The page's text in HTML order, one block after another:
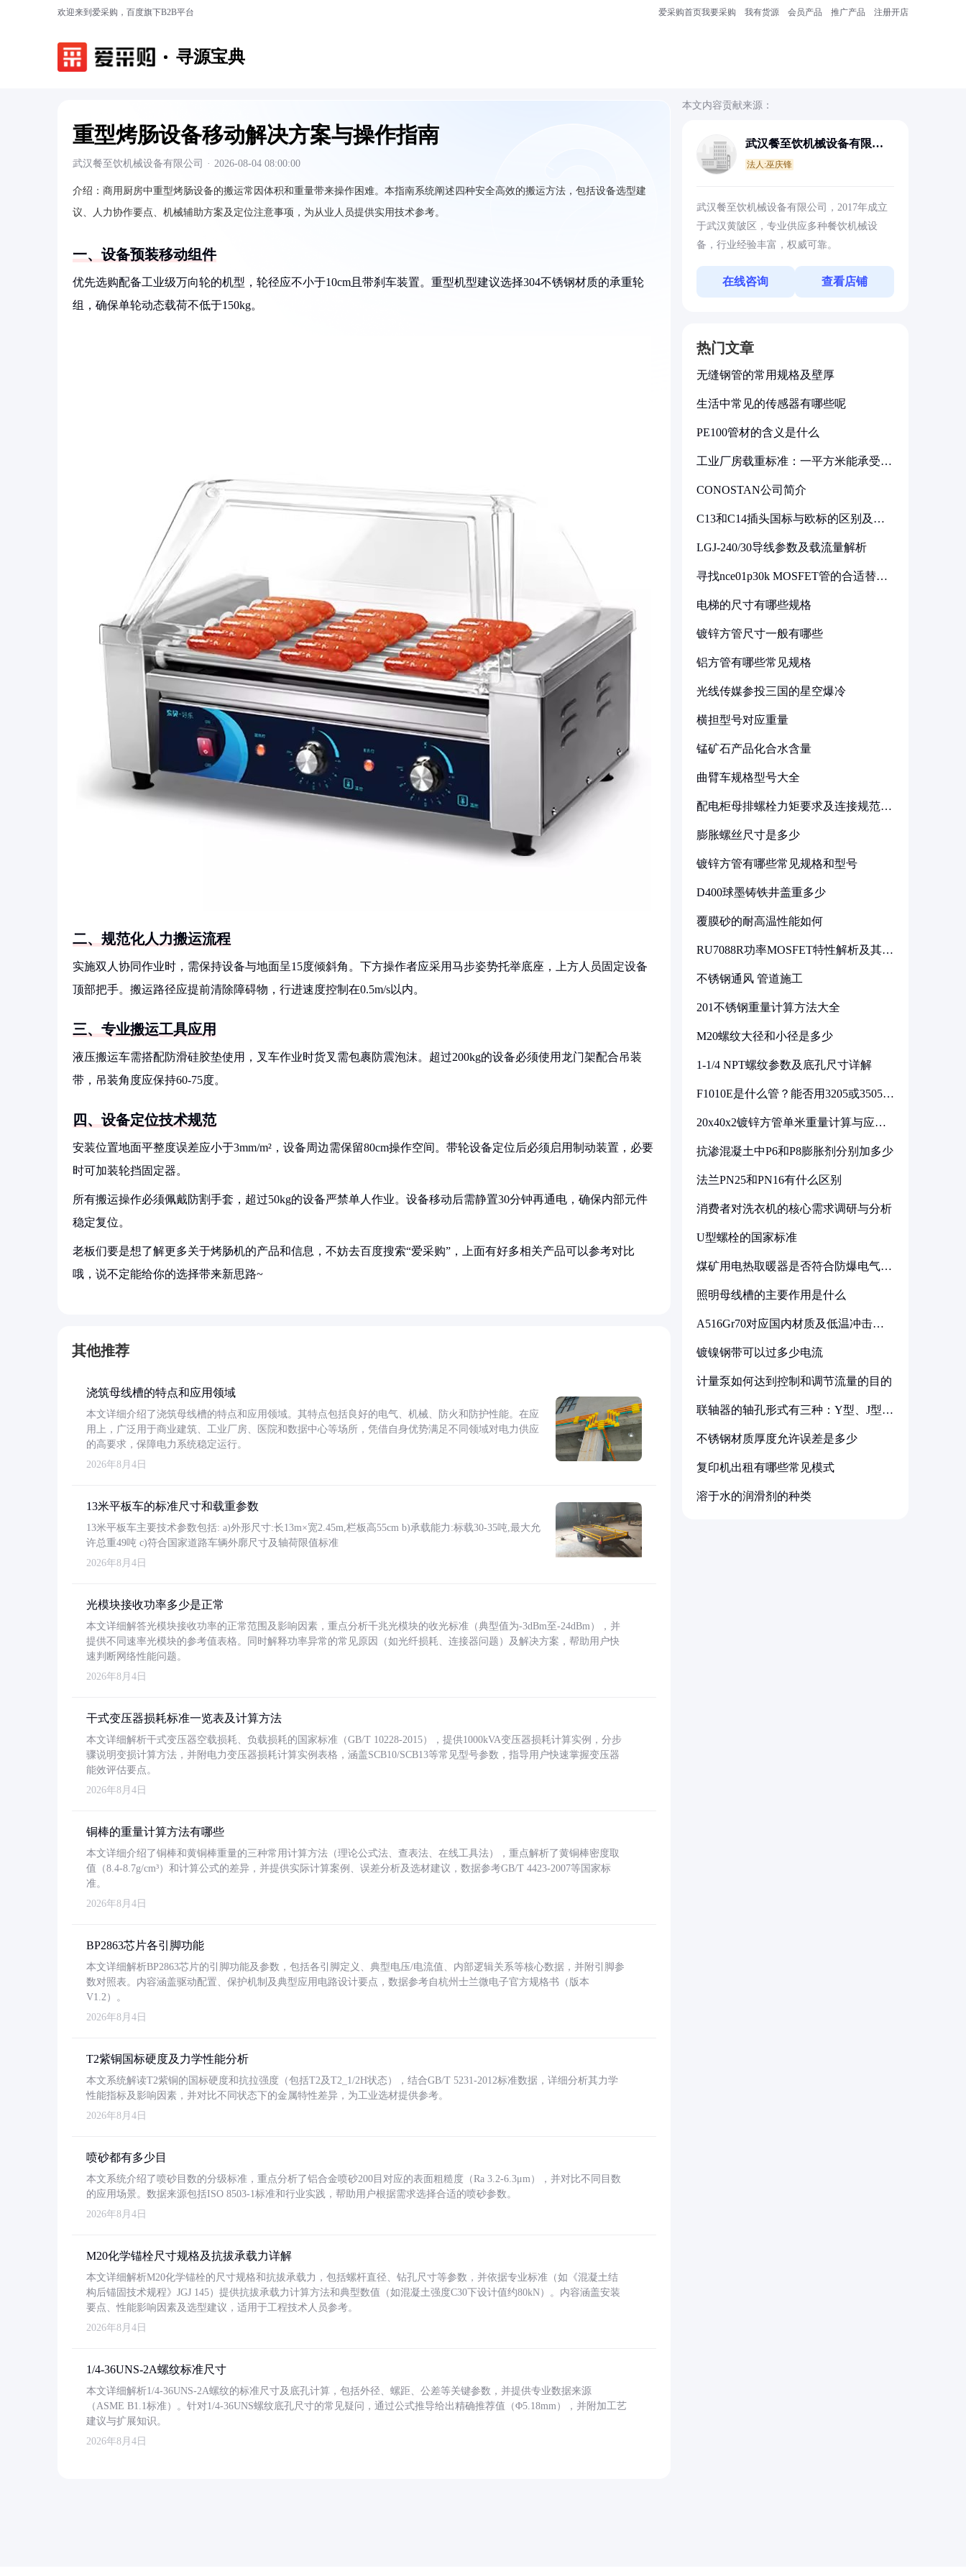
欢迎来到爱采购，百度旗下B2B平台 爱采购首页我要采购 我有货源 会员产品 推广产品 注册开店
寻源宝典
重型烤肠设备移动解决方案与操作指南
武汉餐至饮机械设备有限公司 · 2026-08-04 08:00:00
介绍： 商用厨房中重型烤肠设备的搬运常因体积和重量带来操作困难。本指南系统阐述四种安全高效的搬运方法，包括设备选型建
议、人力协作要点、机械辅助方案及定位注意事项，为从业人员提供实用技术参考。
一、设备预装移动组件
优先选购配备工业级万向轮的机型，轮径应不小于10cm且带刹车装置。重型机型建议选择304不锈钢材质的承重轮
组，确保单轮动态载荷不低于150kg。
二、规范化人力搬运流程
实施双人协同作业时，需保持设备与地面呈15度倾斜角。下方操作者应采用马步姿势托举底座，上方人员固定设备
顶部把手。搬运路径应提前清除障碍物，行进速度控制在0.5m/s以内。
三、专业搬运工具应用
液压搬运车需搭配防滑硅胶垫使用，叉车作业时货叉需包裹防震泡沫。超过200kg的设备必须使用龙门架配合吊装
带，吊装角度应保持60-75度。
四、设备定位技术规范
安装位置地面平整度误差应小于3mm/m²，设备周边需保留80cm操作空间。带轮设备定位后必须启用制动装置，必要
时可加装轮挡固定器。
所有搬运操作必须佩戴防割手套，超过50kg的设备严禁单人作业。设备移动后需静置30分钟再通电，确保内部元件
稳定复位。
老板们要是想了解更多关于烤肠机的产品和信息，不妨去百度搜索“爱采购”，上面有好多相关产品可以参考对比
哦，说不定能给你的选择带来新思路~
其他推荐
浇筑母线槽的特点和应用领域
本文详细介绍了浇筑母线槽的特点和应用领域。其特点包括良好的电气、机械、防火和防护性能。在应
用上，广泛用于商业建筑、工业厂房、医院和数据中心等场所，凭借自身优势满足不同领域对电力供应
的高要求，保障电力系统稳定运行。
2026年8月4日
13米平板车的标准尺寸和载重参数
13米平板车主要技术参数包括: a)外形尺寸:长13m×宽2.45m,栏板高55cm b)承载能力:标载30-35吨,最大允
许总重49吨 c)符合国家道路车辆外廓尺寸及轴荷限值标准
2026年8月4日
光模块接收功率多少是正常
本文详细解答光模块接收功率的正常范围及影响因素，重点分析千兆光模块的收光标准（典型值为-3dBm至-24dBm），并
提供不同速率光模块的参考值表格。同时解释功率异常的常见原因（如光纤损耗、连接器问题）及解决方案，帮助用户快
速判断网络性能问题。
2026年8月4日
干式变压器损耗标准一览表及计算方法
本文详细解析干式变压器空载损耗、负载损耗的国家标准（GB/T 10228-2015），提供1000kVA变压器损耗计算实例，分步
骤说明变损计算方法，并附电力变压器损耗计算实例表格，涵盖SCB10/SCB13等常见型号参数，指导用户快速掌握变压器
能效评估要点。
2026年8月4日
铜棒的重量计算方法有哪些
本文详细介绍了铜棒和黄铜棒重量的三种常用计算方法（理论公式法、查表法、在线工具法），重点解析了黄铜棒密度取
值（8.4-8.7g/cm³）和计算公式的差异，并提供实际计算案例、误差分析及选材建议，数据参考GB/T 4423-2007等国家标
准。
2026年8月4日
BP2863芯片各引脚功能
本文详细解析BP2863芯片的引脚功能及参数，包括各引脚定义、典型电压/电流值、内部逻辑关系等核心数据，并附引脚参
数对照表。内容涵盖驱动配置、保护机制及典型应用电路设计要点，数据参考自杭州士兰微电子官方规格书（版本
V1.2）。
2026年8月4日
T2紫铜国标硬度及力学性能分析
本文系统解读T2紫铜的国标硬度和抗拉强度（包括T2及T2_1/2H状态），结合GB/T 5231-2012标准数据，详细分析其力学
性能指标及影响因素，并对比不同状态下的金属特性差异，为工业选材提供参考。
2026年8月4日
喷砂都有多少目
本文系统介绍了喷砂目数的分级标准，重点分析了铝合金喷砂200目对应的表面粗糙度（Ra 3.2-6.3μm），并对比不同目数
的应用场景。数据来源包括ISO 8503-1标准和行业实践，帮助用户根据需求选择合适的喷砂参数。
2026年8月4日
M20化学锚栓尺寸规格及抗拔承载力详解
本文详细解析M20化学锚栓的尺寸规格和抗拔承载力，包括螺杆直径、钻孔尺寸等参数，并依据专业标准（如《混凝土结
构后锚固技术规程》JGJ 145）提供抗拔承载力计算方法和典型数值（如混凝土强度C30下设计值约80kN）。内容涵盖安装
要点、性能影响因素及选型建议，适用于工程技术人员参考。
2026年8月4日
1/4-36UNS-2A螺纹标准尺寸
本文详细解析1/4-36UNS-2A螺纹的标准尺寸及底孔计算，包括外径、螺距、公差等关键参数，并提供专业数据来源
（ASME B1.1标准）。针对1/4-36UNS螺纹底孔尺寸的常见疑问，通过公式推导给出精确推荐值（Φ5.18mm），并附加工艺
建议与扩展知识。
2026年8月4日
本文内容贡献来源：
武汉餐至饮机械设备有限公
法人:巫庆锋
武汉餐至饮机械设备有限公司，2017年成立
于武汉黄陂区，专业供应多种餐饮机械设
备，行业经验丰富，权威可靠。
在线咨询 查看店铺
热门文章
无缝钢管的常用规格及壁厚
生活中常见的传感器有哪些呢
PE100管材的含义是什么
工业厂房载重标准：一平方米能承受多
CONOSTAN公司简介
C13和C14插头国标与欧标的区别及其
LGJ-240/30导线参数及载流量解析
寻找nce01p30k MOSFET管的合适替代
电梯的尺寸有哪些规格
镀锌方管尺寸一般有哪些
铝方管有哪些常见规格
光线传媒参投三国的星空爆冷
横担型号对应重量
锰矿石产品化合水含量
曲臂车规格型号大全
配电柜母排螺栓力矩要求及连接规范详
膨胀螺丝尺寸是多少
镀锌方管有哪些常见规格和型号
D400球墨铸铁井盖重多少
覆膜砂的耐高温性能如何
RU7088R功率MOSFET特性解析及其在
不锈钢通风 管道施工
201不锈钢重量计算方法大全
M20螺纹大径和小径是多少
1-1/4 NPT螺纹参数及底孔尺寸详解
F1010E是什么管？能否用3205或3505代
20x40x2镀锌方管单米重量计算与应用
抗渗混凝土中P6和P8膨胀剂分别加多少
法兰PN25和PN16有什么区别
消费者对洗衣机的核心需求调研与分析
U型螺栓的国家标准
煤矿用电热取暖器是否符合防爆电气设
照明母线槽的主要作用是什么
A516Gr70对应国内材质及低温冲击要
镀镍钢带可以过多少电流
计量泵如何达到控制和调节流量的目的
联轴器的轴孔形式有三种：Y型、J型、
不锈钢材质厚度允许误差是多少
复印机出租有哪些常见模式
溶于水的润滑剂的种类